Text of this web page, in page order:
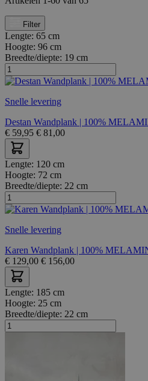
Filter
Lengte: 65 cm
Hoogte: 96 cm
Breedte/diepte: 19 cm
Snelle levering
Destan Wandplank | 100%
€ 59,95 € 81,00
Lengte: 120 cm
Hoogte: 72 cm
Breedte/diepte: 22 cm
Snelle levering
Karen Wandplank | 100%
€ 129,00 € 156,00
Lengte: 185 cm
Hoogte: 25 cm
Breedte/diepte: 22 cm